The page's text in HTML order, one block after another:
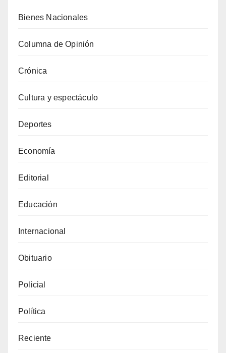
Bienes Nacionales
Columna de Opinión
Crónica
Cultura y espectáculo
Deportes
Economía
Editorial
Educación
Internacional
Obituario
Policial
Política
Reciente